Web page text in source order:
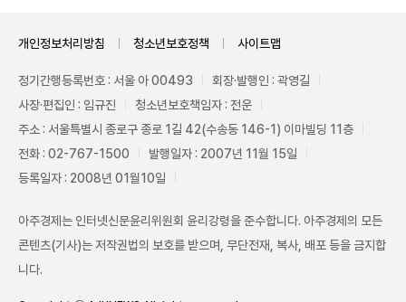
개인정보처리방침 청소년보호정책 사이트맵
정기간행등록번호 : 서울 아 00493
회장·발행인 : 곽영길
사장·편집인 : 임규진
청소년보호책임자 : 전운
주소 : 서울특별시 종로구 종로 1길 42(수송동 146-1) 이마빌딩 11층
전화 : 02-767-1500
발행일자 : 2007년 11월 15일
등록일자 : 2008년 01월10일
아주경제는 인터넷신문윤리위원회 윤리강령을 준수합니다. 아주경제의 모든
콘텐츠(기사)는 저작권법의 보호를 받으며, 무단전재, 복사, 배포 등을 금지합
니다.